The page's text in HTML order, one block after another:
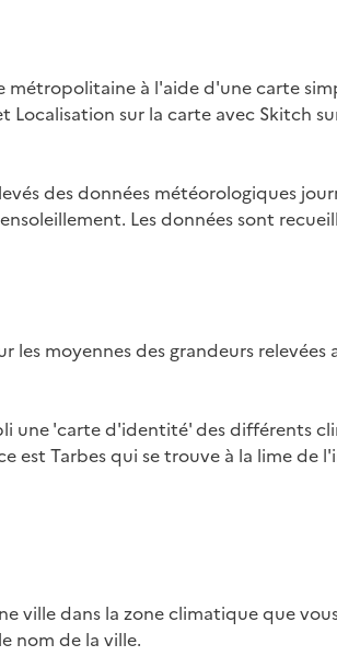
métropolitaine à l'aide d'une carte
Localisation sur la carte avec Skitch
des données météorologiques
Les données sont
les moyennes des grandeurs
une 'carte d'identité' des différents
est Tarbes qui se trouve à la lime de
ville dans la zone climatique que
nom de la ville.